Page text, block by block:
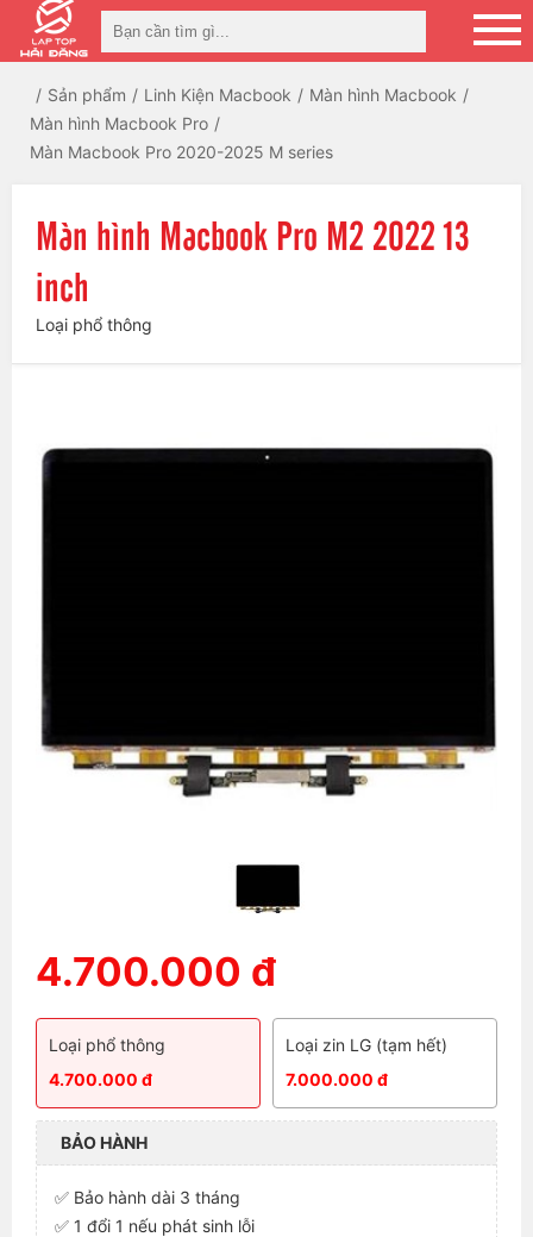
Sản phẩm Linh Kiện Macbook
Màn hình Macbook
Màn hình Macbook Pro
Màn Macbook Pro 2020-2025 M series
Màn hình Macbook Pro M2 2022 13
inch
Loại phổ thông
4.700.000 đ
Loại phổ thông
4.700.000 đ
Loại zin LG (tạm hết)
7.000.000 đ
BẢO HÀNH
✅ Bảo hành dài 3 tháng
✅ 1 đổi 1 nếu phát sinh lỗi